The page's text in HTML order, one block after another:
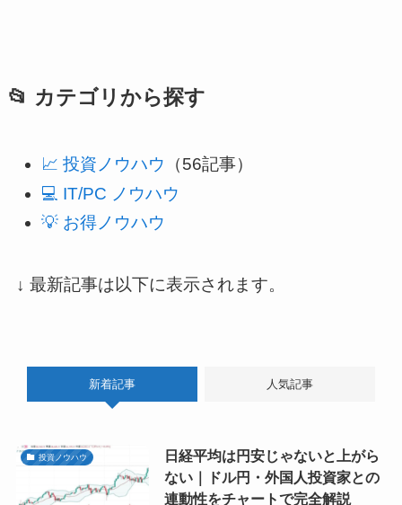
📂 カテゴリから探す
📈 投資ノウハウ
（56記事）
💻 IT/PC ノウハウ
💡 お得ノウハウ
↓ 最新記事は以下に表示されます。
新着記事 人気記事
投資ノウハウ
日経平均は円安じゃないと上がら
ない｜ドル円・外国人投資家との
連動性をチャートで完全解説